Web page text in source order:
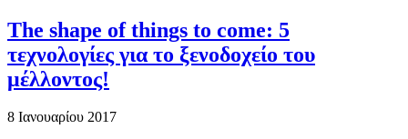
The shape of things to come: 5
τεχνολογίες για το ξενοδοχείο του
μέλλοντος!
8 Ιανουαρίου 2017